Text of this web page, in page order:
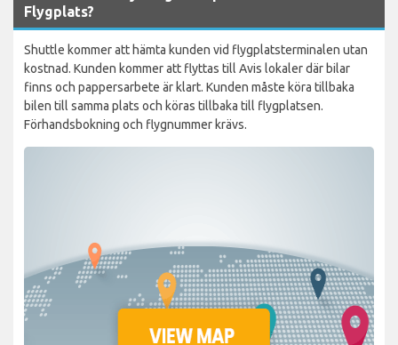
Flygplats?
Shuttle kommer att hämta kunden vid flygplatsterminalen utan
kostnad. Kunden kommer att flyttas till Avis lokaler där bilar
finns och pappersarbete är klart. Kunden måste köra tillbaka
bilen till samma plats och köras tillbaka till flygplatsen.
Förhandsbokning och flygnummer krävs.